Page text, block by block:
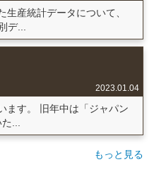
産統計データについて、
デ...
2023.01.04
ます。 旧年中は「ジャパン
...
もっと見る